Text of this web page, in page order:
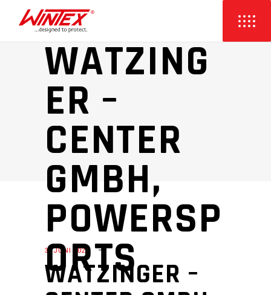
WATZING
ER –
CENTER
GMBH,
POWERSP
ORTS
3. JUNI 2020
WATZINGER –